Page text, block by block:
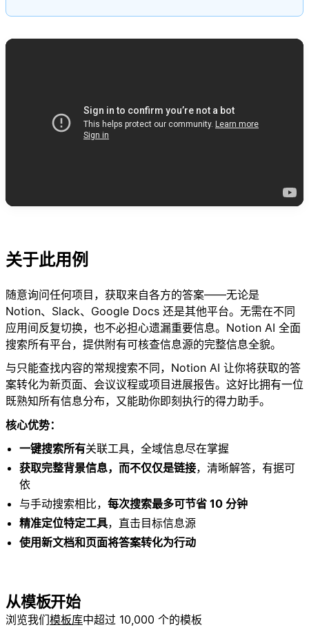
关于此用例
随意询问任何项目，获取来自各方的答案——无论是
Notion、Slack、Google Docs 还是其他平台。无需在不同
应用间反复切换，也不必担心遗漏重要信息。Notion AI 全面
搜索所有平台，提供附有可核查信息源的完整信息全貌。
与只能查找内容的常规搜索不同，Notion AI 让你将获取的答
案转化为新页面、会议议程或项目进展报告。这好比拥有一位
既熟知所有信息分布，又能助你即刻执行的得力助手。
核心优势：
一键搜索所有关联工具，全域信息尽在掌握
获取完整背景信息，而不仅仅是链接，清晰解答，有据可
依
与手动搜索相比， 每次搜索最多可节省 10 分钟
精准定位特定工具，直击目标信息源
使用新文档和页面将答案转化为行动
从模板开始
浏览我们模板库中超过 10,000 个的模板